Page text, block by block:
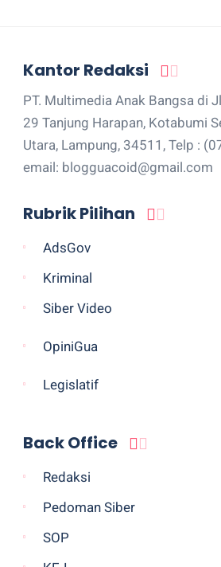
Kantor Redaksi
PT. Multimedia Anak Bangsa di
29 Tanjung Harapan, Kotabumi
Utara, Lampung, 34511, Telp :
email: blogguacoid@gmail.com
Rubrik Pilihan
AdsGov
Kriminal
Siber Video
OpiniGua
Legislatif
Back Office
Redaksi
Pedoman Siber
SOP